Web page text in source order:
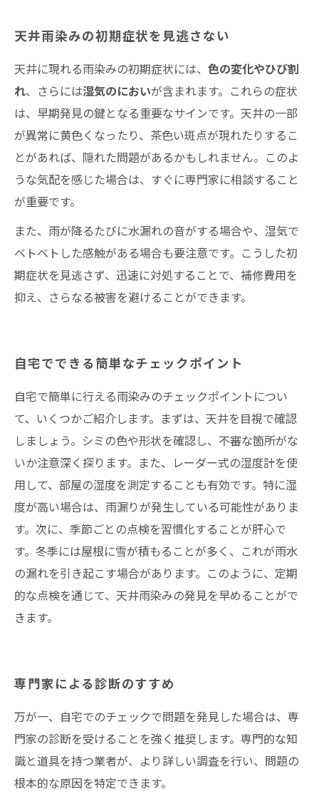
天井雨染みの初期症状を見逃さない
天井に現れる雨染みの初期症状には、 色の変化やひび割
れ、さらには湿気のにおいが含まれます。これらの症状
は、早期発見の鍵となる重要なサインです。天井の一部
が異常に黄色くなったり、茶色い斑点が現れたりするこ
とがあれば、隠れた問題があるかもしれません。このよ
うな気配を感じた場合は、すぐに専門家に相談すること
が重要です。
また、雨が降るたびに水漏れの音がする場合や、湿気で
ベトベトした感触がある場合も要注意です。こうした初
期症状を見逃さず、迅速に対処することで、補修費用を
抑え、さらなる被害を避けることができます。
自宅でできる簡単なチェックポイント
自宅で簡単に行える雨染みのチェックポイントについ
て、いくつかご紹介します。まずは、天井を目視で確認
しましょう。シミの色や形状を確認し、不審な箇所がな
いか注意深く探ります。また、レーダー式の湿度計を使
用して、部屋の湿度を測定することも有効です。特に湿
度が高い場合は、雨漏りが発生している可能性がありま
す。次に、季節ごとの点検を習慣化することが肝心で
す。冬季には屋根に雪が積もることが多く、これが雨水
の漏れを引き起こす場合があります。このように、定期
的な点検を通じて、天井雨染みの発見を早めることがで
きます。
専門家による診断のすすめ
万が一、自宅でのチェックで問題を発見した場合は、専
門家の診断を受けることを強く推奨します。専門的な知
識と道具を持つ業者が、より詳しい調査を行い、問題の
根本的な原因を特定できます。